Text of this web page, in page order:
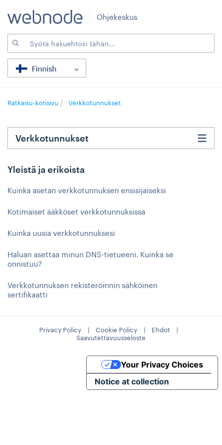
Ohjekeskus
Finnish
Ratkaisu-kotisivu Verkkotunnukset
Yleistä ja erikoista
Kuinka asetan verkkotunnuksen ensisijaiseksi
Kotimaiset ääkköset verkkotunnuksissa
Kuinka uusia verkkotunnuksesi
Haluan asettaa minun DNS-tietueeni. Kuinka se
onnistuu?
Verkkotunnuksen rekisteröinnin sähköinen
sertifikaatti
Verkkotunnukset
Privacy Policy | Cookie Policy | Ehdot
|
Saavutettavuusseloste
Notice at collection
Your Privacy Choices